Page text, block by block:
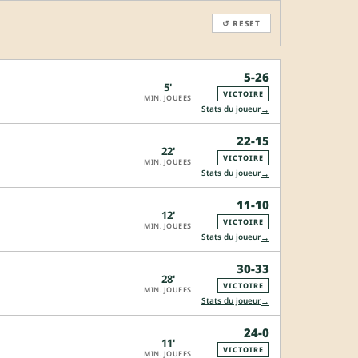
↺ RESET
5'
MIN. JOUEES
5-26
VICTOIRE
Stats du joueur→
22'
MIN. JOUEES
22-15
VICTOIRE
Stats du joueur→
12'
MIN. JOUEES
11-10
VICTOIRE
Stats du joueur→
28'
MIN. JOUEES
30-33
VICTOIRE
Stats du joueur→
11'
MIN. JOUEES
24-0
VICTOIRE